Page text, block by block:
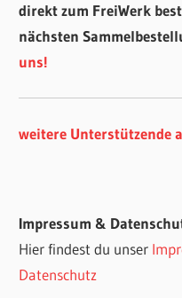
direkt zum FreiWerk
nächsten
uns!
weitere Unterstützende
Impressum &
Hier findest du unser
Datenschutz